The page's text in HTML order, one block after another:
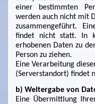
einer bestimmten
werden auch nicht mit
zusammengeführt.
findet nicht statt. In
erhobenen Daten zu
Person zu ziehen.
Eine Verarbeitung
(Serverstandort) findet
b) Weitergabe von
Eine Übermittlung